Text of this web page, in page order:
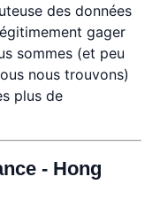
des données
gager
sommes (et peu
nous trouvons)
plus de
- Hong